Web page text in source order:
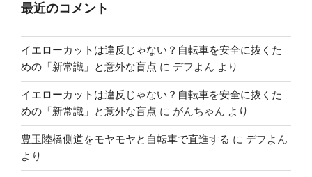
最近のコメント
イエローカットは違反じゃない？自転車を安全に抜くた
めの「新常識」と意外な盲点 に デフよん より
イエローカットは違反じゃない？自転車を安全に抜くた
めの「新常識」と意外な盲点 に がんちゃん より
豊玉陸橋側道をモヤモヤと自転車で直進する に デフよん
より